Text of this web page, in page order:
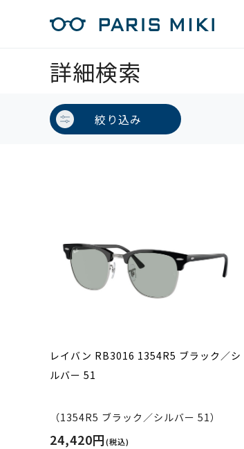
詳細検索
絞り込み
レイバン RB3016 1354R5 ブラック／シ
ルバー 51
（1354R5 ブラック／シルバー 51）
24,420円(税込)